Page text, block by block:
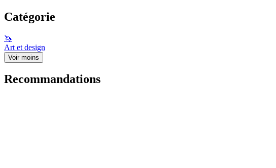
Catégorie
🦄
Art et design
Voir moins
Recommandations